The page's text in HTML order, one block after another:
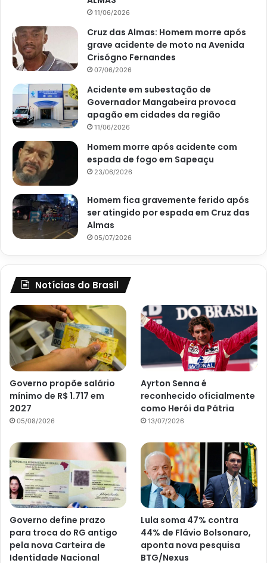
11/06/2026
Cruz das Almas: Homem morre após
grave acidente de moto na Avenida
Crisógno Fernandes
07/06/2026
Acidente em subestação de
Governador Mangabeira provoca
apagão em cidades da região
11/06/2026
Homem morre após acidente com
espada de fogo em Sapeaçu
23/06/2026
Homem fica gravemente ferido após
ser atingido por espada em Cruz das
Almas
05/07/2026
Notícias do Brasil
Governo propõe salário
mínimo de R$ 1.717 em
2027
05/08/2026
Ayrton Senna é
reconhecido oficialmente
como Herói da Pátria
13/07/2026
Governo define prazo
para troca do RG antigo
pela nova Carteira de
Identidade Nacional
Lula soma 47% contra
44% de Flávio Bolsonaro,
aponta nova pesquisa
BTG/Nexus